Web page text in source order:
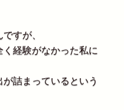
すが、
経験がなかった私に
詰まっているという